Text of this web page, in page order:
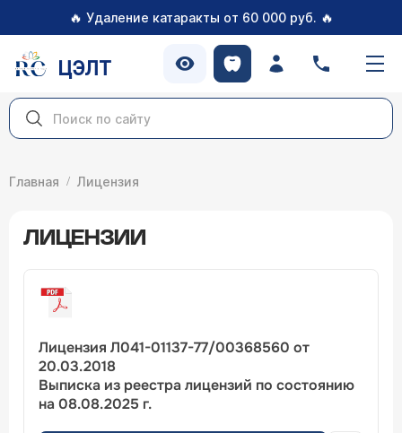
🔥 Удаление катаракты от 60 000 руб. 🔥
ЦЭЛТ
Главная Лицензия
ЛИЦЕНЗИИ
Лицензия Л041-01137-77/00368560 от
20.03.2018
Выписка из реестра лицензий по состоянию
на 08.08.2025 г.